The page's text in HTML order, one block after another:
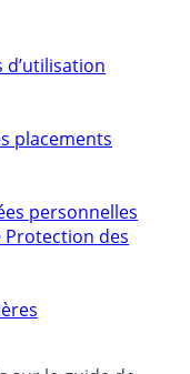
personnelles
des